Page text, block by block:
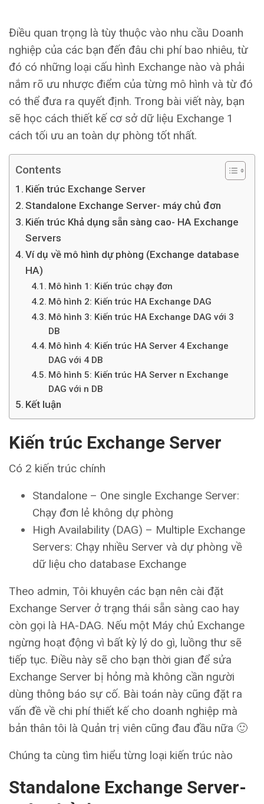
Điều quan trọng là tùy thuộc vào nhu cầu Doanh
nghiệp của các bạn đến đâu chi phí bao nhiêu, từ
đó có những loại cấu hình Exchange nào và phải
nắm rõ ưu nhược điểm của từng mô hình và từ đó
có thể đưa ra quyết định. Trong bài viết này, bạn
sẽ học cách thiết kế cơ sở dữ liệu Exchange 1
cách tối ưu an toàn dự phòng tốt nhất.
Contents
Kiến trúc Exchange Server
Standalone Exchange Server- máy chủ đơn
Kiến trúc Khả dụng sẵn sàng cao- HA Exchange
Servers
Ví dụ về mô hình dự phòng (Exchange database
HA)
Mô hình 1: Kiến trúc chạy đơn
Mô hình 2: Kiến trúc HA Exchange DAG
Mô hình 3: Kiến trúc HA Exchange DAG với 3
DB
Mô hình 4: Kiến trúc HA Server 4 Exchange
DAG với 4 DB
Mô hình 5: Kiến trúc HA Server n Exchange
DAG với n DB
Kết luận
Kiến trúc Exchange Server
Có 2 kiến trúc chính
Standalone – One single Exchange Server:
Chạy đơn lẻ không dự phòng
High Availability (DAG) – Multiple Exchange
Servers: Chạy nhiều Server và dự phòng về
dữ liệu cho database Exchange
Theo admin, Tôi khuyên các bạn nên cài đặt
Exchange Server ở trạng thái sẵn sàng cao hay
còn gọi là HA-DAG. Nếu một Máy chủ Exchange
ngừng hoạt động vì bất kỳ lý do gì, luồng thư sẽ
tiếp tục. Điều này sẽ cho bạn thời gian để sửa
Exchange Server bị hỏng mà không cần người
dùng thông báo sự cố. Bài toán này cũng đặt ra
vấn đề về chi phí thiết kế cho doanh nghiệp mà
bản thân tôi là Quản trị viên cũng đau đầu nữa 🙂
Chúng ta cùng tìm hiểu từng loại kiến trúc nào
Standalone Exchange Server-